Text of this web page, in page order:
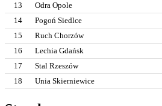
13
Odra Opole
14
Pogoń Siedlce
15
Ruch Chorzów
16
Lechia Gdańsk
17
Stal Rzeszów
18
Unia Skierniewice